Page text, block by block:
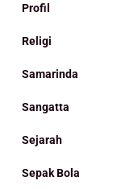
Profil
Religi
Samarinda
Sangatta
Sejarah
Sepak Bola